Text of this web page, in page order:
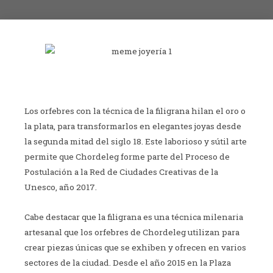
Los orfebres con la técnica de la filigrana hilan el oro o
la plata, para transformarlos en elegantes joyas desde
la segunda mitad del siglo 18. Este laborioso y sútil arte
permite que Chordeleg forme parte del Proceso de
Postulación a la Red de Ciudades Creativas de la
Unesco, año 2017.
Cabe destacar que la filigrana es una técnica milenaria
artesanal que los orfebres de Chordeleg utilizan para
crear piezas únicas que se exhiben y ofrecen en varios
sectores de la ciudad. Desde el año 2015 en la Plaza